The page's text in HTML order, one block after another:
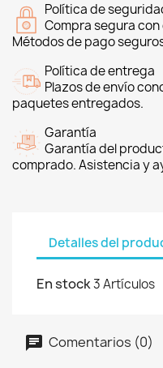
Política de
Compra segura
Métodos de pago
Política de entrega
Plazos de envío
paquetes entregados.
Garantía
Garantía del
comprado. Asistencia y
Detalles del
En stock3 Artículos
Comentarios (0)